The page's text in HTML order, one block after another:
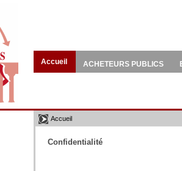
Accueil ACHETEURS PUBLICS
Accueil
Confidentialité